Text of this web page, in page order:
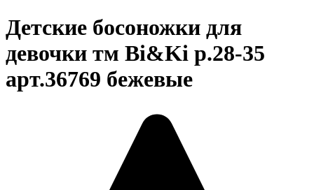
Детские босоножки для
девочки тм Bi&Ki р.28-35
арт.36769 бежевые